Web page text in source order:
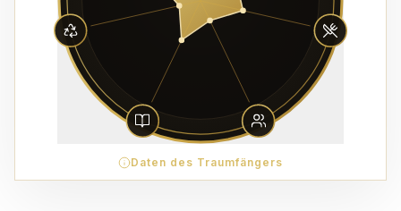
Daten des Traumfängers